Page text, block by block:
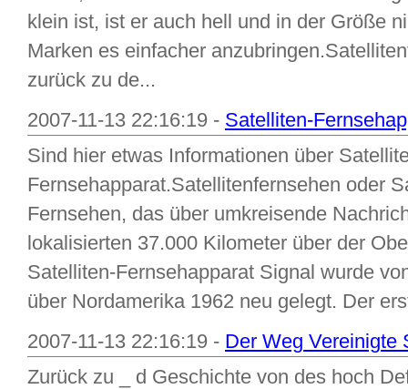
klein ist, ist er auch hell und in der Größe
Marken es einfacher
zurück zu de...
2007-11-13 22:16:19 - Satelliten-
Sind hier etwas Informationen über
Fernsehapparat.Satellitenfernsehen oder
Fernsehen, das über umkreisende
lokalisierten 37.000 Kilometer über der
Satelliten-Fernsehapparat Signal wurde
über Nordamerika 1962 neu gelegt. Der
2007-11-13 22:16:19 - Der Weg Vereinigte
Zurück zu _ d Geschichte von des hoch